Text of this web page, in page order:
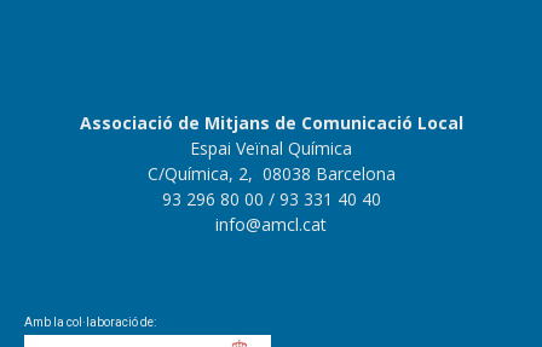
Associació de Mitjans de Comunicació Local
Espai Veïnal Química
C/Química, 2, 08038 Barcelona
93 296 80 00 / 93 331 40 40
info@amcl.cat
Amb la col·laboració de: